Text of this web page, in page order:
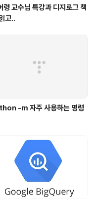
령 교수님 특강과 디지로그 책
고..
-m 자주 사용하는 명령